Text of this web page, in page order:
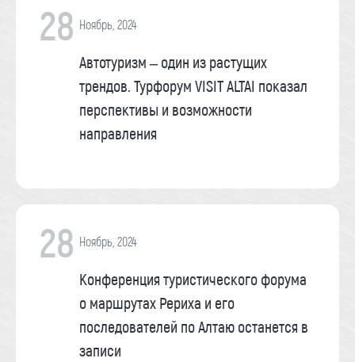
28 Ноябрь, 2024
Автотуризм – один из растущих
трендов. Турфорум VISIT ALTAI показал
перспективы и возможности
направления
28 Ноябрь, 2024
Конференция туристического форума
о маршрутах Рериха и его
последователей по Алтаю останется в
записи